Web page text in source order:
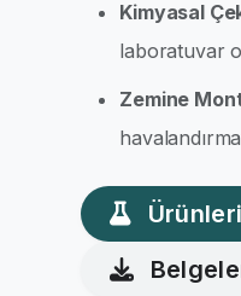
Kimyasal
laboratuvar
Zemine